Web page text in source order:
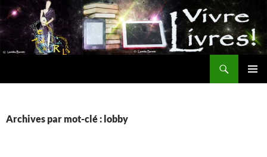
Aller
au
contenu
Archives par mot-clé : lobby